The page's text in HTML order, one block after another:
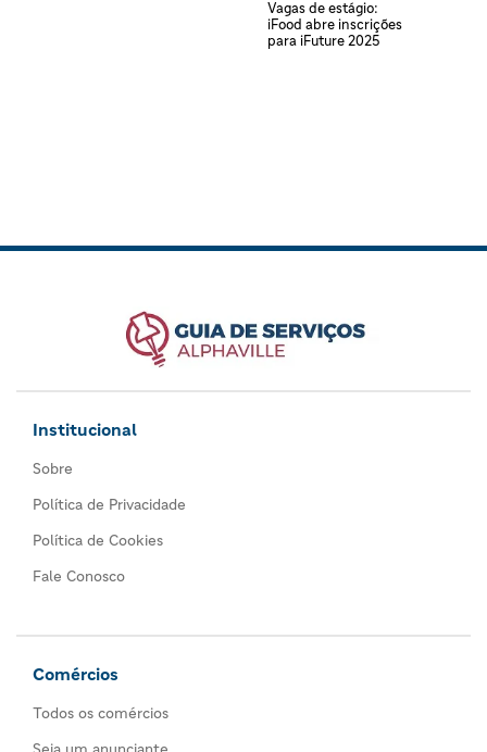
Vagas de estágio:
iFood abre inscrições
para iFuture 2025
Institucional
Sobre
Política de Privacidade
Política de Cookies
Fale Conosco
Comércios
Todos os comércios